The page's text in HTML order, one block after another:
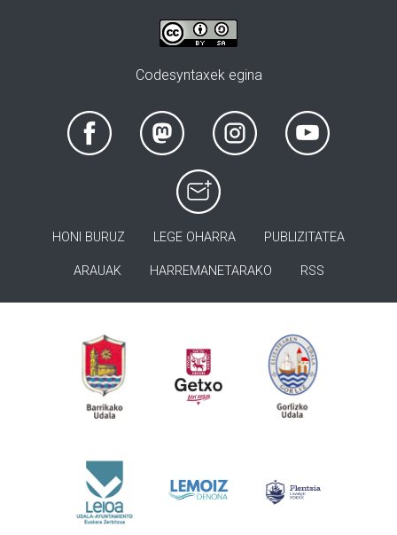
Codesyntaxek egina
HONI BURUZ LEGE OHARRA PUBLIZITATEA
ARAUAK HARREMANETARAKO RSS